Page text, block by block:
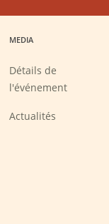
MEDIA
Détails de
l'événement
Actualités